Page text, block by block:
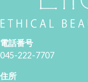
電話番号
045-222-7707
住所